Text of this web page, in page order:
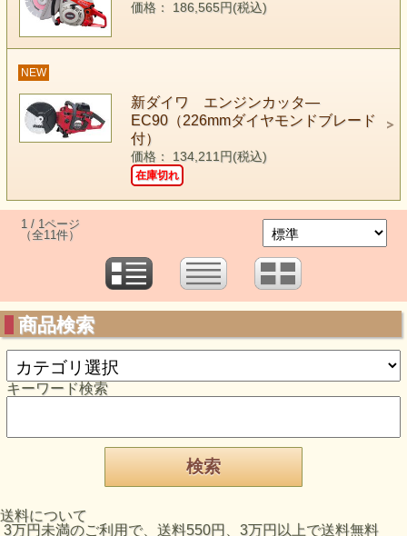
価格： 186,565円(税込)
NEW
新ダイワ エンジンカッタ―
EC90（226mmダイヤモンドブレード
付）
価格： 134,211円(税込)
在庫切れ
1 / 1ページ
（全11件）
商品検索
キーワード検索
送料について
3万円未満のご利用で、送料550円、3万円以上で送料無料